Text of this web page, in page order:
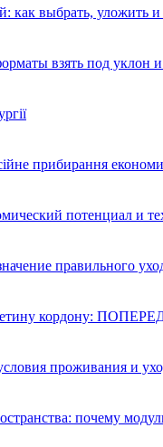
как выбрать, уложить
взять под уклон
прибирання
потенциал и
правильного
кордону:
проживания и
почему